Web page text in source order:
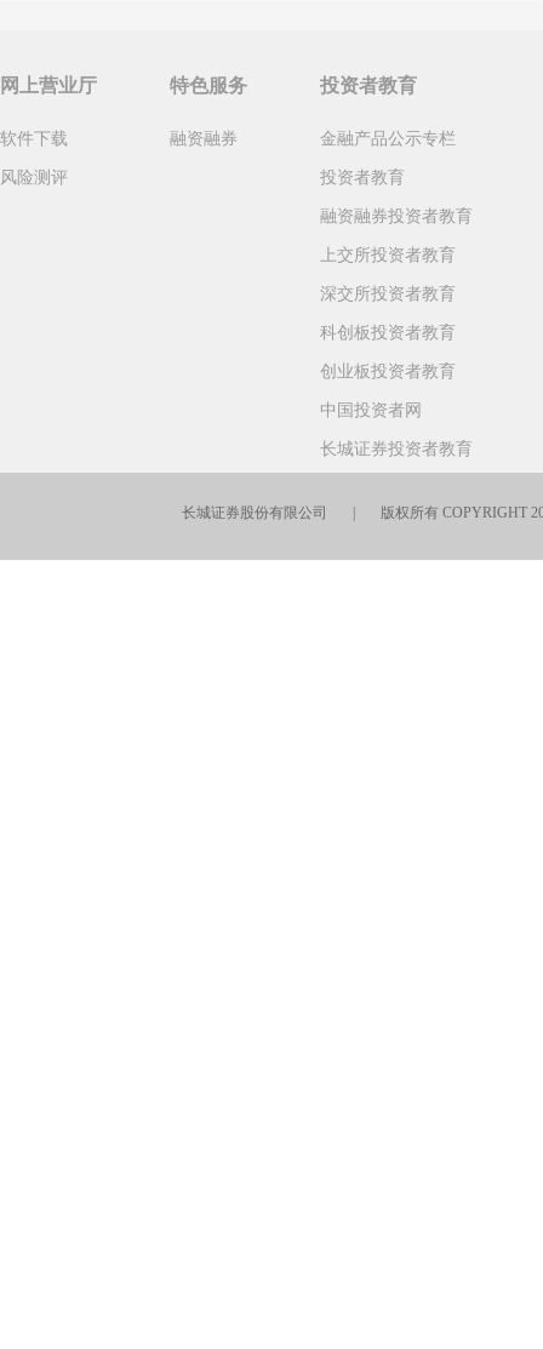
网上营业厅
软件下载
风险测评
特色服务
融资融券
投资者教育
金融产品公示专栏
投资者教育
融资融券投资者教育
上交所投资者教育
深交所投资者教育
科创板投资者教育
创业板投资者教育
中国投资者网
长城证券投资者教育
长城证券股份有限公司 | 版权所有 COPYRIGHT